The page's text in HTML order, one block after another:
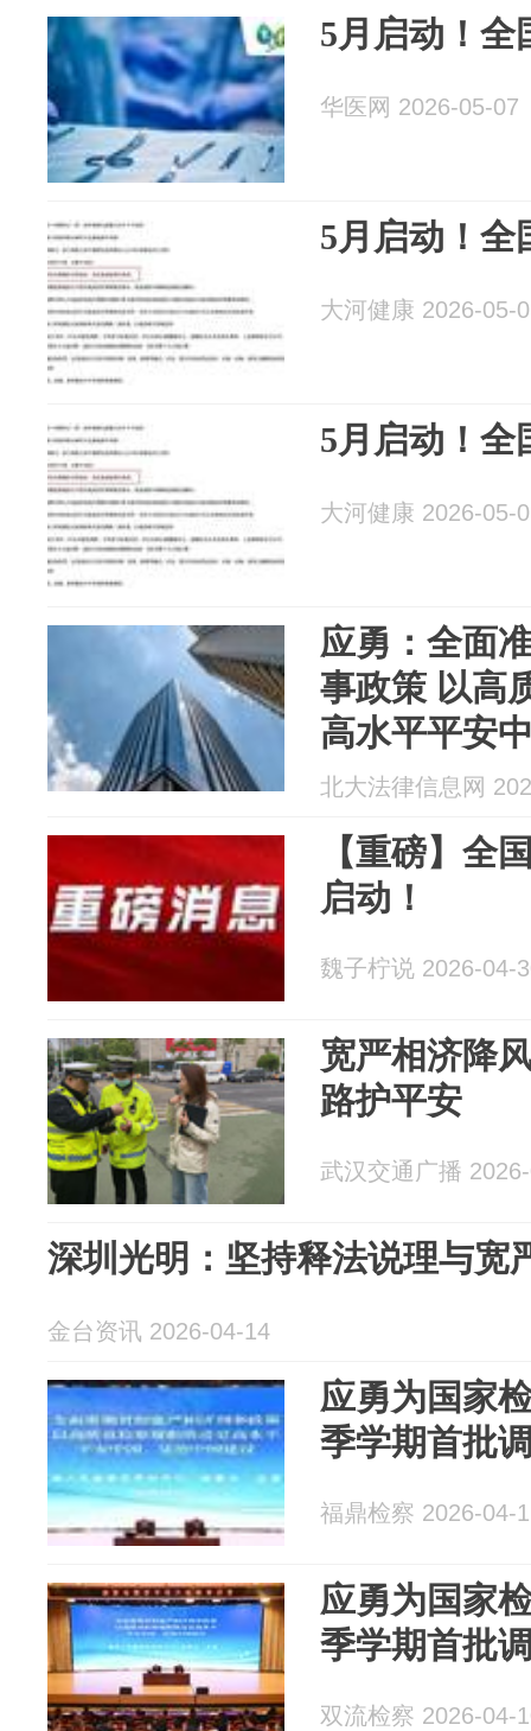
5月启动！全
华医网 2026-05-07
5月启动！全
大河健康 2026-05-
5月启动！全
大河健康 2026-05-
应勇：全面
事政策 以高
高水平平安
| 中国刑事法
北大法律信息网
【重磅】全
启动！
魏子柠说 2026-04-
宽严相济降
路护平安
武汉交通广播
深圳光明：坚持释法说理与宽
金台资讯 2026-04-14
应勇为国家
季学期首批
福鼎检察 2026-04-
应勇为国家
季学期首批
双流检察 2026-04-